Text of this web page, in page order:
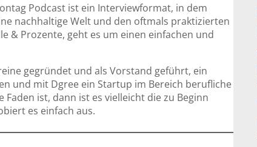
Podcast ist ein Interviewformat, in dem
nachhaltige Welt und den oftmals praktizierten
& Prozente, geht es um einen einfachen und
gegründet und als Vorstand geführt, ein
und mit Dgree ein Startup im Bereich berufliche
ist, dann ist es vielleicht die zu Beginn
es einfach aus.